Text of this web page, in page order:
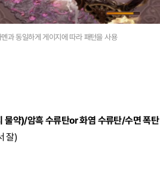
과 동일하게 게이지에 따라 패턴을 사용
물약)/암흑 수류탄or 화염 수류탄/수면 폭탄
잘)